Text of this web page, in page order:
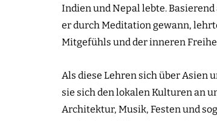
Indien und Nepal lebte.
er durch Meditation gewann,
Mitgefühls und der inneren
Als diese Lehren sich über Asien
sie sich den lokalen Kulturen an
Architektur, Musik, Festen und